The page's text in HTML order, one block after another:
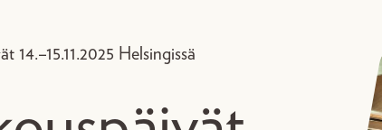
14.–15.11.2025 Helsingissä